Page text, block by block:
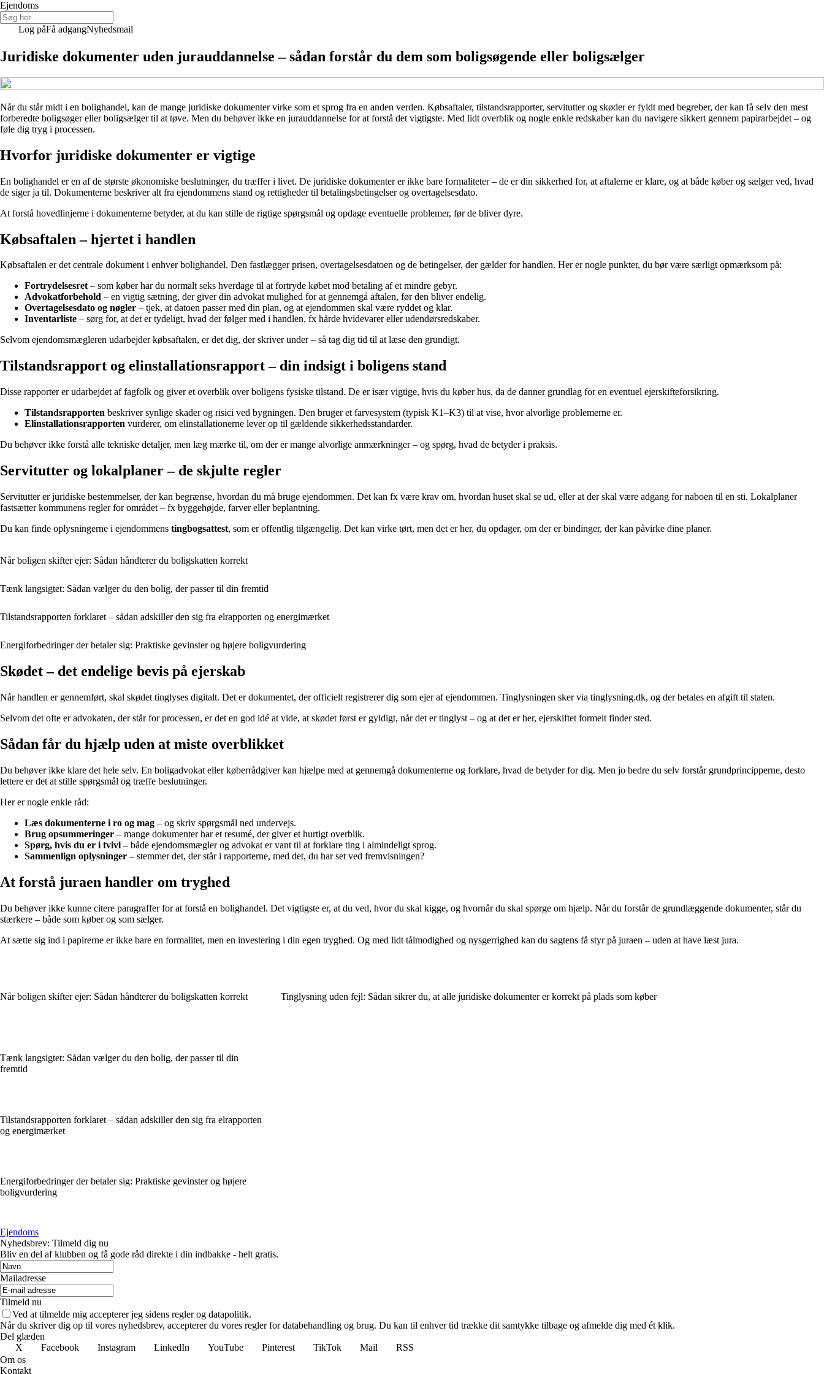
Ejendoms
Log påFå adgangNyhedsmail
Juridiske dokumenter uden jurauddannelse – sådan forstår du dem som boligsøgende eller boligsælger
Når du står midt i en bolighandel, kan de mange juridiske dokumenter virke som et sprog fra en anden verden. Købsaftaler, tilstandsrapporter, servitutter og skøder er fyldt med begreber, der kan få selv den mest
forberedte boligsøger eller boligsælger til at tøve. Men du behøver ikke en jurauddannelse for at forstå det vigtigste. Med lidt overblik og nogle enkle redskaber kan du navigere sikkert gennem papirarbejdet – og
føle dig tryg i processen.
Hvorfor juridiske dokumenter er vigtige
En bolighandel er en af de største økonomiske beslutninger, du træffer i livet. De juridiske dokumenter er ikke bare formaliteter – de er din sikkerhed for, at aftalerne er klare, og at både køber og sælger ved, hvad
de siger ja til. Dokumenterne beskriver alt fra ejendommens stand og rettigheder til betalingsbetingelser og overtagelsesdato.
At forstå hovedlinjerne i dokumenterne betyder, at du kan stille de rigtige spørgsmål og opdage eventuelle problemer, før de bliver dyre.
Købsaftalen – hjertet i handlen
Købsaftalen er det centrale dokument i enhver bolighandel. Den fastlægger prisen, overtagelsesdatoen og de betingelser, der gælder for handlen. Her er nogle punkter, du bør være særligt opmærksom på:
Fortrydelsesret– som køber har du normalt seks hverdage til at fortryde købet mod betaling af et mindre gebyr.
Advokatforbehold – en vigtig sætning, der giver din advokat mulighed for at gennemgå aftalen, før den bliver endelig.
Overtagelsesdato og nøgler – tjek, at datoen passer med din plan, og at ejendommen skal være ryddet og klar.
Inventarliste – sørg for, at det er tydeligt, hvad der følger med i handlen, fx hårde hvidevarer eller udendørsredskaber.
Selvom ejendomsmægleren udarbejder købsaftalen, er det dig, der skriver under – så tag dig tid til at læse den grundigt.
Tilstandsrapport og elinstallationsrapport – din indsigt i boligens stand
Disse rapporter er udarbejdet af fagfolk og giver et overblik over boligens fysiske tilstand. De er især vigtige, hvis du køber hus, da de danner grundlag for en eventuel ejerskifteforsikring.
Tilstandsrapporten beskriver synlige skader og risici ved bygningen. Den bruger et farvesystem (typisk K1–K3) til at vise, hvor alvorlige problemerne er.
Elinstallationsrapporten vurderer, om elinstallationerne lever op til gældende sikkerhedsstandarder.
Du behøver ikke forstå alle tekniske detaljer, men læg mærke til, om der er mange alvorlige anmærkninger – og spørg, hvad de betyder i praksis.
Servitutter og lokalplaner – de skjulte regler
Servitutter er juridiske bestemmelser, der kan begrænse, hvordan du må bruge ejendommen. Det kan fx være krav om, hvordan huset skal se ud, eller at der skal være adgang for naboen til en sti. Lokalplaner
fastsætter kommunens regler for området – fx byggehøjde, farver eller beplantning.
Du kan finde oplysningerne i ejendommens tingbogsattest, som er offentlig tilgængelig. Det kan virke tørt, men det er her, du opdager, om der er bindinger, der kan påvirke dine planer.
Når boligen skifter ejer: Sådan håndterer du boligskatten korrekt
Tænk langsigtet: Sådan vælger du den bolig, der passer til din fremtid
Tilstandsrapporten forklaret – sådan adskiller den sig fra elrapporten og energimærket
Energiforbedringer der betaler sig: Praktiske gevinster og højere boligvurdering
Skødet – det endelige bevis på ejerskab
Når handlen er gennemført, skal skødet tinglyses digitalt. Det er dokumentet, der officielt registrerer dig som ejer af ejendommen. Tinglysningen sker via tinglysning.dk, og der betales en afgift til staten.
Selvom det ofte er advokaten, der står for processen, er det en god idé at vide, at skødet først er gyldigt, når det er tinglyst – og at det er her, ejerskiftet formelt finder sted.
Sådan får du hjælp uden at miste overblikket
Du behøver ikke klare det hele selv. En boligadvokat eller køberrådgiver kan hjælpe med at gennemgå dokumenterne og forklare, hvad de betyder for dig. Men jo bedre du selv forstår grundprincipperne, desto
lettere er det at stille spørgsmål og træffe beslutninger.
Her er nogle enkle råd:
Læs dokumenterne i ro og mag – og skriv spørgsmål ned undervejs.
Brug opsummeringer – mange dokumenter har et resumé, der giver et hurtigt overblik.
Spørg, hvis du er i tvivl – både ejendomsmægler og advokat er vant til at forklare ting i almindeligt sprog.
Sammenlign oplysninger – stemmer det, der står i rapporterne, med det, du har set ved fremvisningen?
At forstå juraen handler om tryghed
Du behøver ikke kunne citere paragraffer for at forstå en bolighandel. Det vigtigste er, at du ved, hvor du skal kigge, og hvornår du skal spørge om hjælp. Når du forstår de grundlæggende dokumenter, står du
stærkere – både som køber og som sælger.
At sætte sig ind i papirerne er ikke bare en formalitet, men en investering i din egen tryghed. Og med lidt tålmodighed og nysgerrighed kan du sagtens få styr på juraen – uden at have læst jura.
Når boligen skifter ejer: Sådan håndterer du boligskatten korrekt
Tænk langsigtet: Sådan vælger du den bolig, der passer til din
fremtid
Tilstandsrapporten forklaret – sådan adskiller den sig fra elrapporten
og energimærket
Energiforbedringer der betaler sig: Praktiske gevinster og højere
boligvurdering
Tinglysning uden fejl: Sådan sikrer du, at alle juridiske dokumenter er korrekt på plads som køber
Ejendoms
Nyhedsbrev: Tilmeld dig nu
Bliv en del af klubben og få gode råd direkte i din indbakke - helt gratis.
Mailadresse
Tilmeld nu
Ved at tilmelde mig accepterer jeg sidens regler og datapolitik.
Når du skriver dig op til vores nyhedsbrev, accepterer du vores regler for databehandling og brug. Du kan til enhver tid trække dit samtykke tilbage og afmelde dig med ét klik.
Del glæden
X
Facebook Instagram LinkedIn YouTube Pinterest TikTok Mail
RSS
Om os
Kontakt